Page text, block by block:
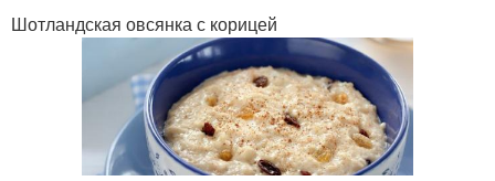
Шотландская овсянка с корицей